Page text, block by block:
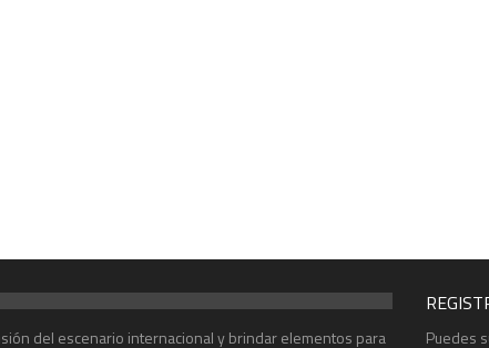
del escenario internacional y brindar elementos para Puedes